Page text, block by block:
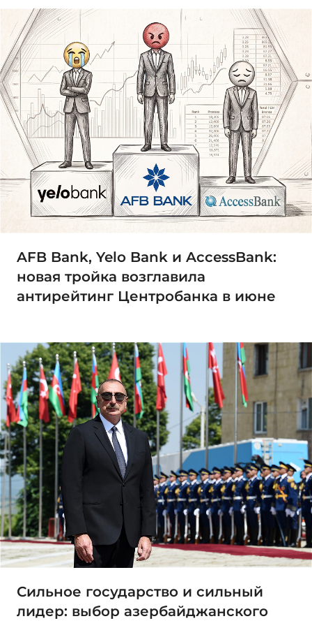
AFB Bank, Yelo Bank и AccessBank:
новая тройка возглавила
антирейтинг Центробанка в июне
Сильное государство и сильный
лидер: выбор азербайджанского